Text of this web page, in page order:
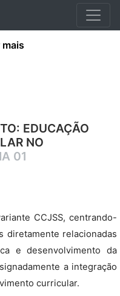
mais
EDUCAÇÃO
NO
01
CCJSS, centrando-
diretamente relacionadas
e desenvolvimento da
a integração
curricular.